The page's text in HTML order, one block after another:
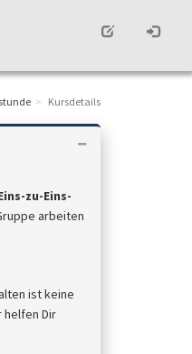
Kursdetails
zu-Eins-
arbeiten
ist keine
helfen Dir